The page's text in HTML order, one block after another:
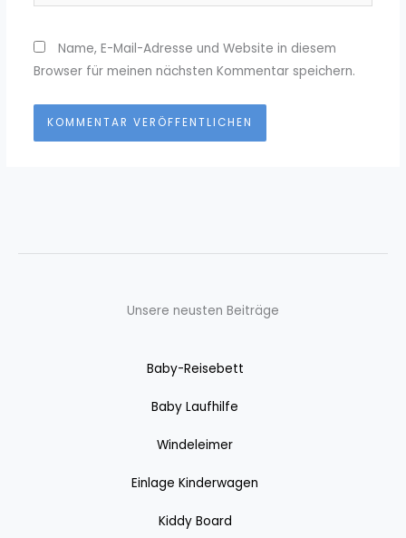
Name, E-Mail-Adresse und Website in diesem
Browser für meinen nächsten Kommentar speichern.
Unsere neusten Beiträge
Baby-Reisebett
Baby Laufhilfe
Windeleimer
Einlage Kinderwagen
Kiddy Board